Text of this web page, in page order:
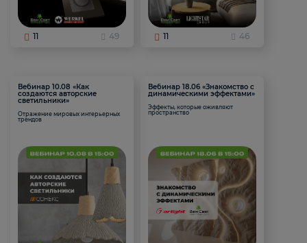
11 49 11 46
Вебинар 10.08 «Как
создаются авторские
светильники»
Отражение мировых интерьерных
трендов
Вебинар 18.06 «Знакомство с
динамическими эффектами»
Эффекты, которые оживляют
пространство